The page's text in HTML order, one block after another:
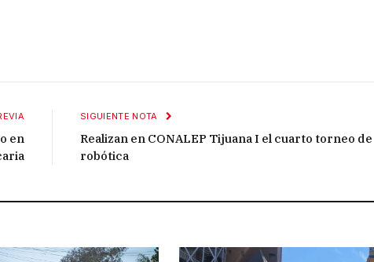
en
SIGUIENTE NOTA
Realizan en CONALEP Tijuana I el cuarto torneo de
robótica